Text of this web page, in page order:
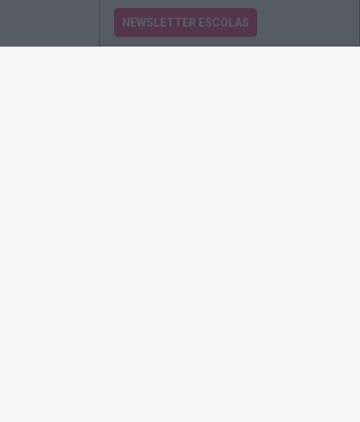
NEWSLETTER ESCOLAS